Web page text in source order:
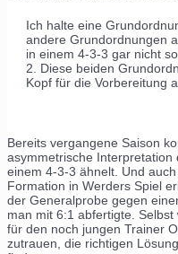
Ich halte eine
andere Grundordnungen
in einem 4-3-3 gar nicht
2. Diese beiden
Kopf für die Vorbereitung
Bereits vergangene Saison
asymmetrische
einem 4-3-3 ähnelt. Und
Formation in Werders Spiel
der Generalprobe gegen
man mit 6:1 abfertigte.
für den noch jungen Trainer
zutrauen, die richtigen